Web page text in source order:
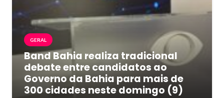
GERAL
Band Bahia realiza tradicional
debate entre candidatos ao
Governo da Bahia para mais de
300 cidades neste domingo (9)